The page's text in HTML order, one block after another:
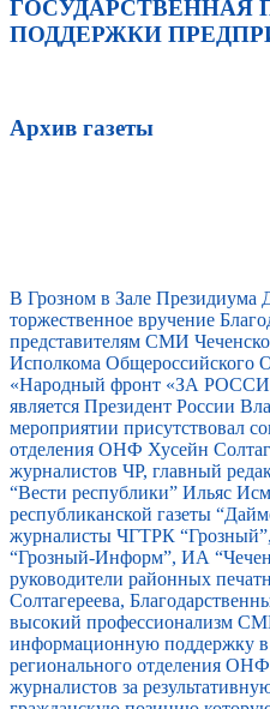
ГОСУДАРСТВЕННАЯ
ПОДДЕРЖКИ
Архив газеты
В Грозном в Зале Президиума
торжественное вручение
представителям СМИ
Исполкома Общероссийского
«Народный фронт «ЗА
является Президент России
мероприятии присутствовал
отделения ОНФ Хусейн
журналистов ЧР, главный
“Вести республики” Ильяс
республиканской газеты
журналисты ЧГТРК
“Грозный-Информ”, ИА
руководители районных
Солтагереева,
высокий профессионализм
информационную поддержку в
регионального отделения
журналистов за